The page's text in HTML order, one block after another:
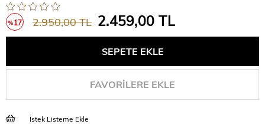
%17 2.950,00 TL 2.459,00 TL
FAVORILERE EKLE
İstek Listeme Ekle